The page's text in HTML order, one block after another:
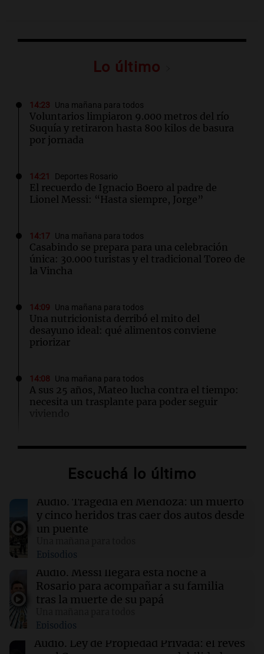
Lo último
14:23 Una mañana para todos
Voluntarios limpiaron 9.000 metros del río
Suquía y retiraron hasta 800 kilos de basura
por jornada
14:21 Deportes Rosario
El recuerdo de Ignacio Boero al padre de
Lionel Messi: “Hasta siempre, Jorge”
14:17 Una mañana para todos
Casabindo se prepara para una celebración
única: 30.000 turistas y el tradicional Toreo de
la Vincha
14:09 Una mañana para todos
Una nutricionista derribó el mito del
desayuno ideal: qué alimentos conviene
priorizar
14:08 Una mañana para todos
A sus 25 años, Mateo lucha contra el tiempo:
necesita un trasplante para poder seguir
viviendo
13:57 Una mañana para todos
heridos tras caer dos autos desde un puente
Sociedad
“Santa Fe te abraza”: el mensaje de Pullaro
tras la muerte de Jorge Messi
13:31 Una mañana para todos
Messi llegará esta noche a Rosario para
acompañar a su familia tras la muerte de su
papá
13:20 Sociedad
“Jorge hizo todo bien”: el mensaje de Chiqui
Escuchá lo último
Audio. Tragedia en Mendoza: un muerto
y cinco heridos tras caer dos autos desde
un puente
Episodios
Audio. Messi llegará esta noche a
Rosario para acompañar a su familia
tras la muerte de su papá
Episodios
Audio. Ley de Propiedad Privada: el revés